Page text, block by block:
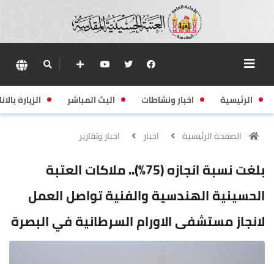
الرئيسية اخبار ونشاطات البث المباشر الزيارة
الصفحة الرئيسية اخبار اخبار وتقارير
بلغت نسبة انجازه (75%).. ملاكات العتبة
الحسينية الهندسية والفنية تواصل العمل
لانجاز مستشفى الاورام السرطانية في البصرة